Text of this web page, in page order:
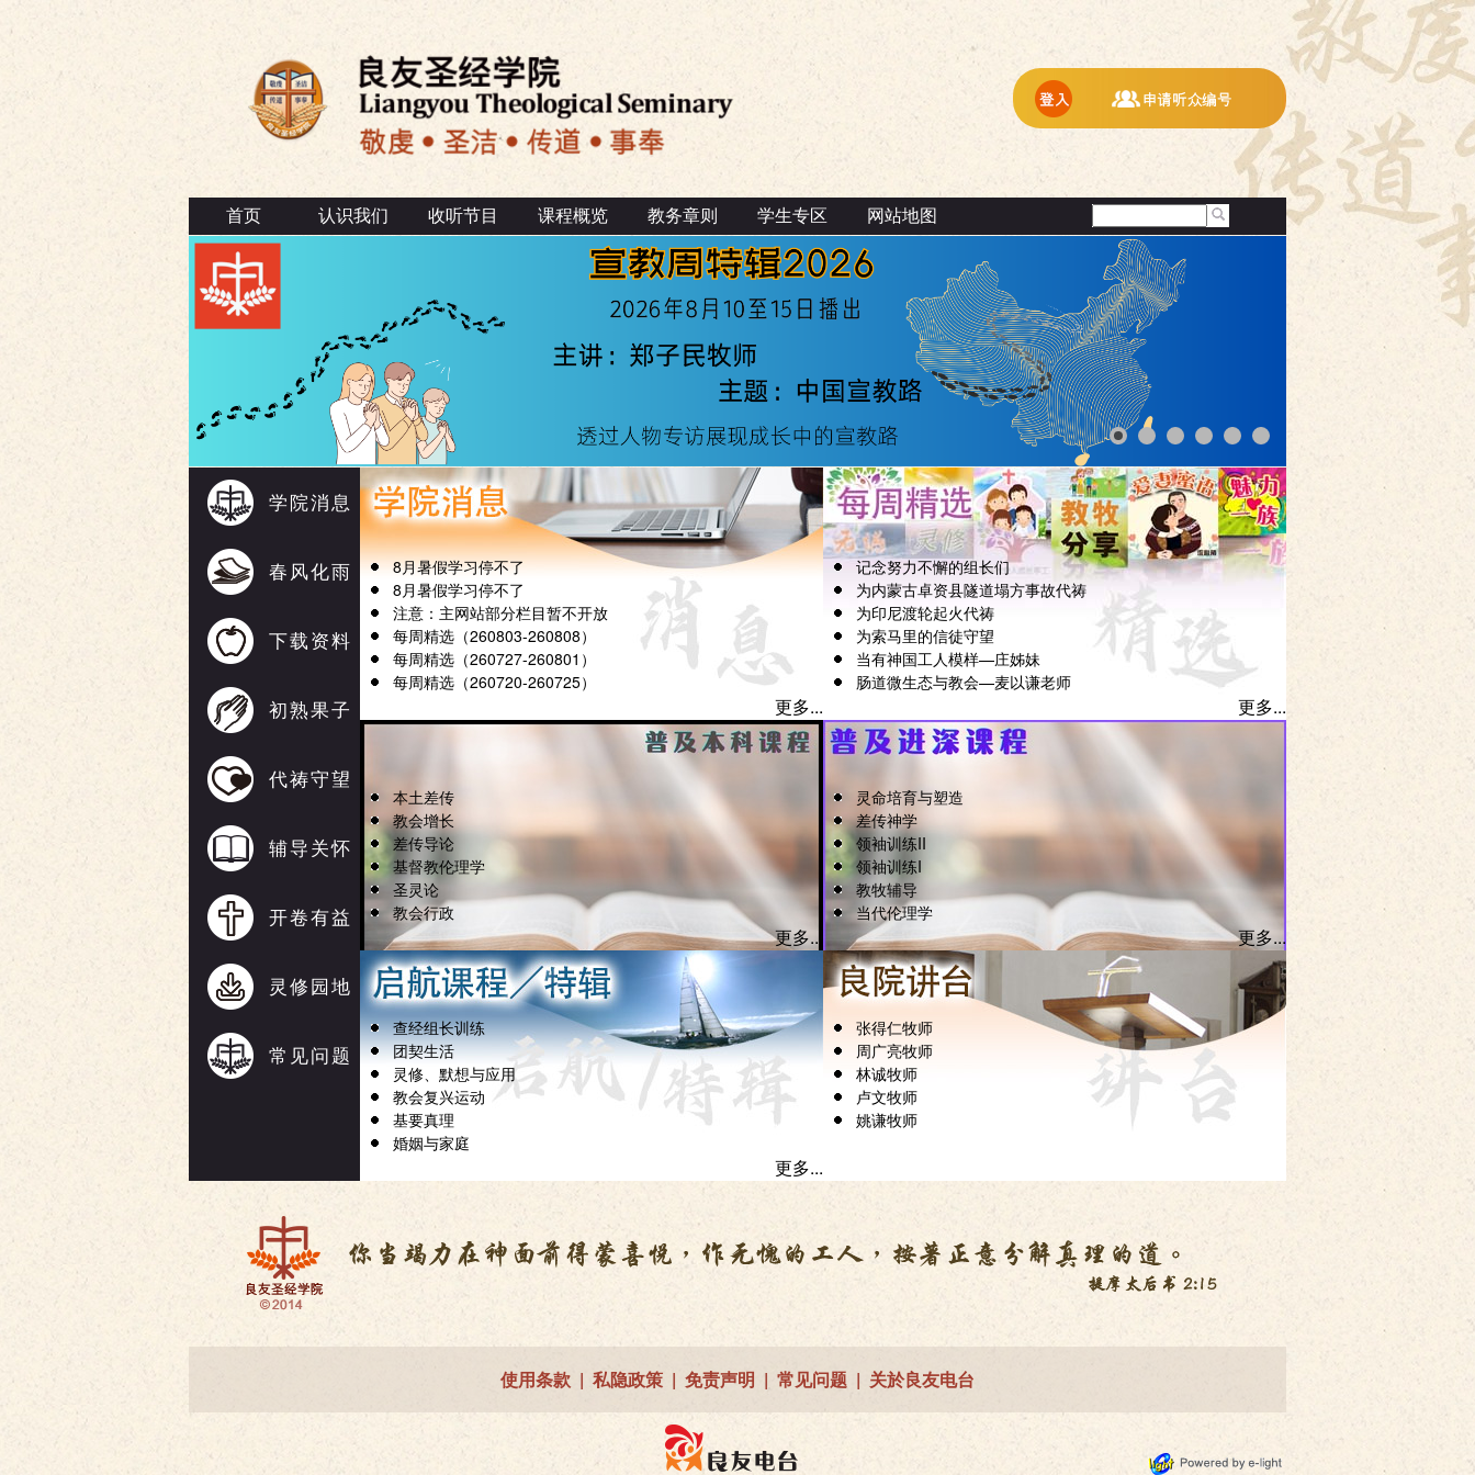
首页 认识我们 收听节目 课程概览 教务章则 学生专区 网站地图
学院消息
春风化雨
下载资料
初熟果子
代祷守望
辅导关怀
开卷有益
灵修园地
常见问题
8月暑假学习停不了
8月暑假学习停不了
注意：主网站部分栏目暂不开放
每周精选（260803-260808）
每周精选（260727-260801）
每周精选（260720-260725）
更多...
记念努力不懈的组长们
为内蒙古卓资县隧道塌方事故代祷
为印尼渡轮起火代祷
为索马里的信徒守望
当有神国工人模样—庄姊妹
肠道微生态与教会—麦以谦老师
更多...
本土差传
教会增长
差传导论
基督教伦理学
圣灵论
教会行政
更多...
灵命培育与塑造
差传神学
领袖训练II
领袖训练I
教牧辅导
当代伦理学
更多...
查经组长训练
团契生活
灵修、默想与应用
教会复兴运动
基要真理
婚姻与家庭
更多...
张得仁牧师
周广亮牧师
林诚牧师
卢文牧师
姚谦牧师
使用条款 | 私隐政策 | 免责声明 | 常见问题 | 关於良友电台